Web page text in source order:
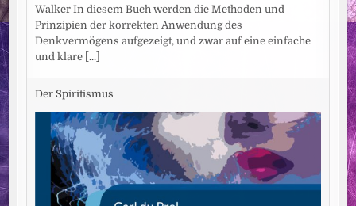
Walker In diesem Buch werden die Methoden und
Prinzipien der korrekten Anwendung des
Denkvermögens aufgezeigt, und zwar auf eine einfache
und klare [...]
Der Spiritismus